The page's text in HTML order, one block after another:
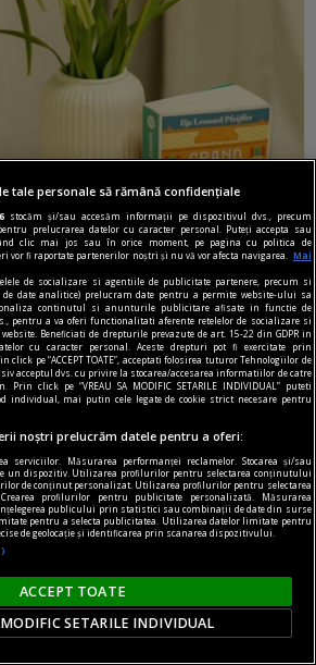
sau adevărul minciunilor la
unul în vogă ca autoficțiunea,
mari ale ultimelor decenii
sau Karl Ove Knausgård.
tale personale să rămână confidențiale
stocăm și/sau accesăm informații pe dispozitivul dvs., precum
prelucrarea datelor cu caracter personal. Puteți accepta sau
clic mai jos sau în orice moment, pe pagina cu politica de
vor fi raportate partenerilor noștri și nu vă vor afecta navigarea.
Mai
de socializare si agentiile de publicitate partenere, precum si
date analitice) prelucram date pentru a permite website-ului sa
continutul si anunturile publicitare afisate in functie de
pentru a va oferi functionalitati aferente retelelor de socializare si
Beneficiati de drepturile prevazute de art. 15-22 din GDPR in
cu caracter personal. Aceste drepturi pot fi exercitate prin
click pe “ACCEPT TOATE”, acceptati folosirea tuturor Tehnologiilor de
acceptul dvs. cu privire la stocarea/accesarea informatiilor de catre
Prin click pe “VREAU SA MODIFIC SETARILE INDIVIDUAL” puteti
individual, mai putin cele legate de cookie strict necesare pentru
noștri prelucrăm datele pentru a oferi:
serviciilor. Măsurarea performanței reclamelor. Stocarea și/sau
un dispozitiv. Utilizarea profilurilor pentru selectarea conținutului
de conținut personalizat. Utilizarea profilurilor pentru selectarea
profilurilor pentru publicitate personalizată. Măsurarea
publicului prin statistici sau combinații de date din surse
pentru a selecta publicitatea. Utilizarea datelor limitate pentru
de geolocație și identificarea prin scanarea dispozitivului.
ACCEPT TOATE
MODIFIC SETARILE INDIVIDUAL